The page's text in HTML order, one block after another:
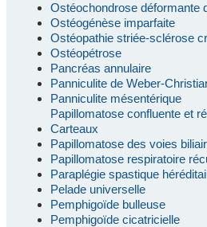
Ostéochondrose déformante
Ostéogénèse imparfaite
Ostéopathie striée-sclérose
Ostéopétrose
Pancréas annulaire
Panniculite de Weber-
Panniculite mésentérique
Papillomatose confluente et
Carteaux
Papillomatose des voies
Papillomatose respiratoire
Paraplégie spastique
Pelade universelle
Pemphigoïde bulleuse
Pemphigoïde cicatricielle